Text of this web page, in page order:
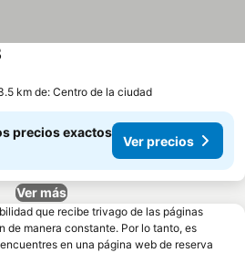
km de: Centro de la ciudad
precios exactos
Ver precios
Ver más
que recibe trivago de las páginas
de manera constante. Por lo tanto, es
en una página web de reserva